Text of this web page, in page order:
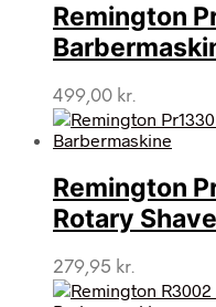
var:
999,00
Remington
499,00 kr.
Remington
Rotary
279,95 kr.